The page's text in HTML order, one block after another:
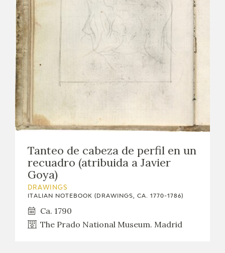
Tanteo de cabeza de perfil en un
recuadro (atribuida a Javier
Goya)
DRAWINGS
ITALIAN NOTEBOOK (DRAWINGS, CA. 1770-1786)
Ca. 1790
The Prado National Museum. Madrid